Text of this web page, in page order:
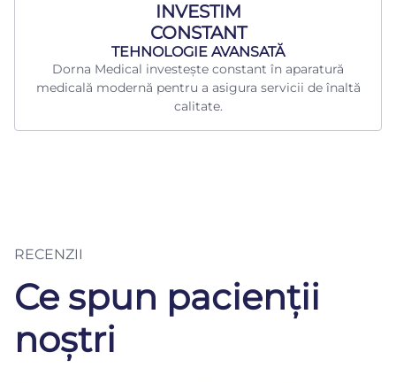
INVESTIM
CONSTANT
TEHNOLOGIE AVANSATĂ
Dorna Medical investește constant în aparatură
medicală modernă pentru a asigura servicii de înaltă
calitate.
RECENZII
Ce spun pacienții
noștri